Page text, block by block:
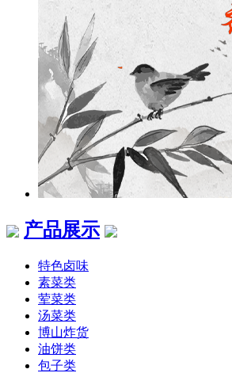
产品展示
特色卤味
素菜类
荤菜类
汤菜类
博山炸货
油饼类
包子类